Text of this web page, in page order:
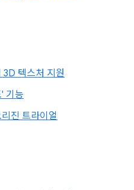
텍스처 지원
기능
진 트라이얼